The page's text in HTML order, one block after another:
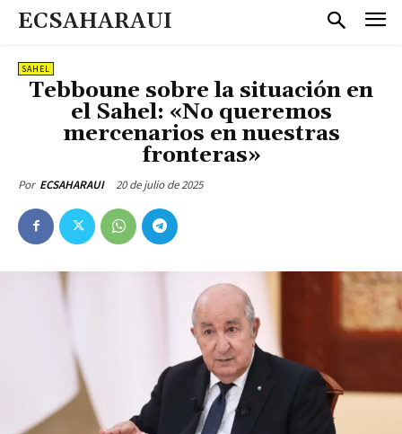
ECSAHARAUI
SAHEL
Tebboune sobre la situación en
el Sahel: «No queremos
mercenarios en nuestras
fronteras»
Por ECSAHARAUI 20 de julio de 2025